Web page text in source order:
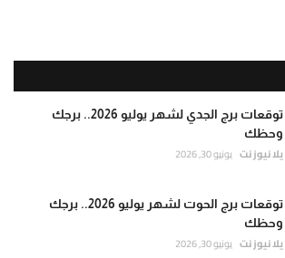
توقعات برج الجدي لشهر يوليو 2026.. برجك
وحظك
يلا نيوز نت يونيو 30, 2026
توقعات برج الحوت لشهر يوليو 2026.. برجك
وحظك
يلا نيوز نت يونيو 30, 2026